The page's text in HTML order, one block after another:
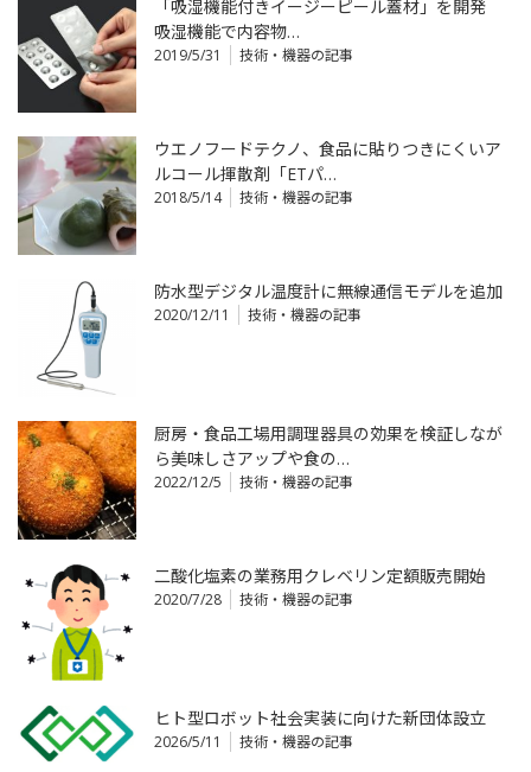
「吸湿機能付きイージーピール蓋材」を開発
吸湿機能で内容物…
2019/5/31 技術・機器の記事
ウエノフードテクノ、食品に貼りつきにくいア
ルコール揮散剤「ETパ…
2018/5/14 技術・機器の記事
防水型デジタル温度計に無線通信モデルを追加
2020/12/11 技術・機器の記事
厨房・食品工場用調理器具の効果を検証しなが
ら美味しさアップや食の…
2022/12/5 技術・機器の記事
二酸化塩素の業務用クレベリン定額販売開始
2020/7/28 技術・機器の記事
ヒト型ロボット社会実装に向けた新団体設立
2026/5/11 技術・機器の記事